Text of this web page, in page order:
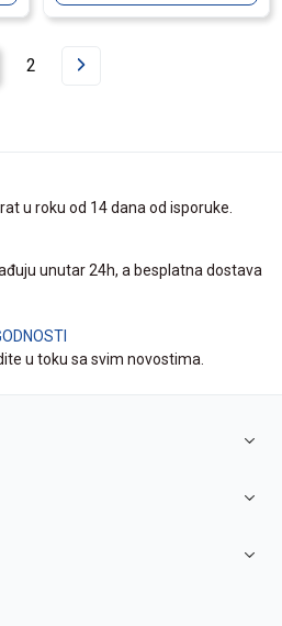
2
u roku od 14 dana od isporuke.
unutar 24h, a besplatna dostava
u toku sa svim novostima.